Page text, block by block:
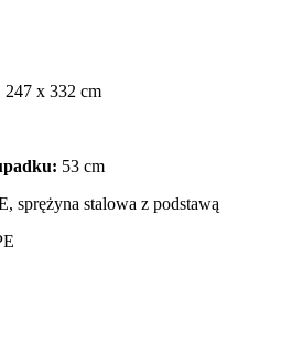
247 x 332 cm
53 cm
sprężyna stalowa z podstawą